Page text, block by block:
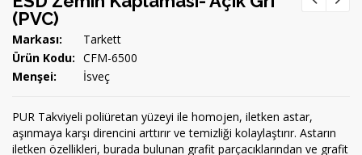
(PVC)
Markası:
Tarkett
Ürün Kodu: CFM-6500
Menşei:
İsveç
PUR Takviyeli poliüretan yüzeyi ile homojen, iletken astar,
aşınmaya karşı direncini arttırır ve temizliği kolaylaştırır. Astarın
iletken özellikleri, burada bulunan grafit parçacıklarından ve grafit